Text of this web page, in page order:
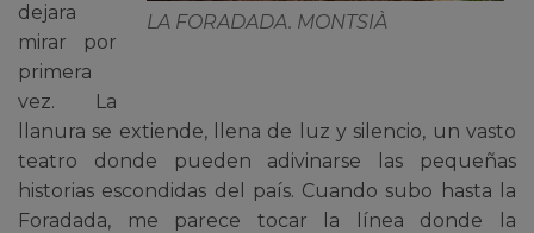
LA FORADADA. MONTSIÀ
dejara
mirar por
primera
vez. La
llanura se extiende, llena de luz y silencio, un vasto
teatro donde pueden adivinarse las pequeñas
historias escondidas del país. Cuando subo hasta la
Foradada, me parece tocar la línea donde la